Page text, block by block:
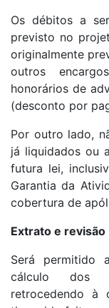
Os débitos a
previsto no
originalmente
outros
honorários de
(desconto por
Por outro lado,
já liquidados ou
futura lei,
Garantia da
cobertura de
Extrato e revisão
Será permitido
cálculo dos
retrocedendo à